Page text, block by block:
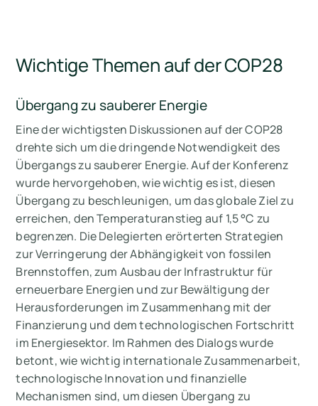
Wichtige Themen auf der COP28
Übergang zu sauberer Energie
Eine der wichtigsten Diskussionen auf der COP28
drehte sich um die dringende Notwendigkeit des
Übergangs zu sauberer Energie. Auf der Konferenz
wurde hervorgehoben, wie wichtig es ist, diesen
Übergang zu beschleunigen, um das globale Ziel zu
erreichen, den Temperaturanstieg auf 1,5 °C zu
begrenzen. Die Delegierten erörterten Strategien
zur Verringerung der Abhängigkeit von fossilen
Brennstoffen, zum Ausbau der Infrastruktur für
erneuerbare Energien und zur Bewältigung der
Herausforderungen im Zusammenhang mit der
Finanzierung und dem technologischen Fortschritt
im Energiesektor. Im Rahmen des Dialogs wurde
betont, wie wichtig internationale Zusammenarbeit,
technologische Innovation und finanzielle
Mechanismen sind, um diesen Übergang zu